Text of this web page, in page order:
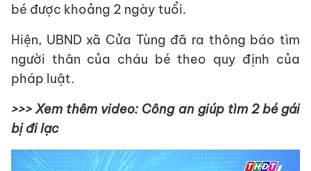
bé được khoảng 2 ngày tuổi.
Hiện, UBND xã Cửa Tùng đã ra thông báo tìm
người thân của cháu bé theo quy định của
pháp luật.
>>> Xem thêm video: Công an giúp tìm 2 bé gái
bị đi lạc